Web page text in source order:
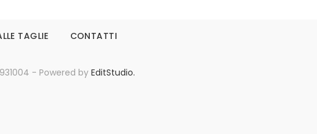
TAGLIE CONTATTI
- Powered by EditStudio.